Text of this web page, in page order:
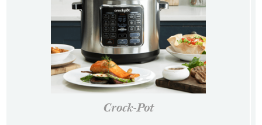
Crock-Pot